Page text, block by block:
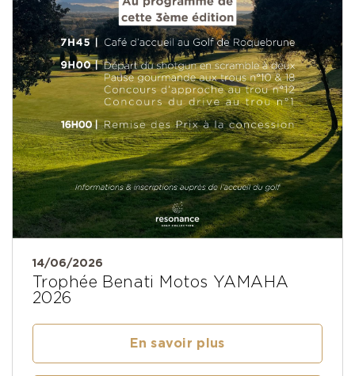
14/06/2026
Trophée Benati Motos YAMAHA
2026
En savoir plus